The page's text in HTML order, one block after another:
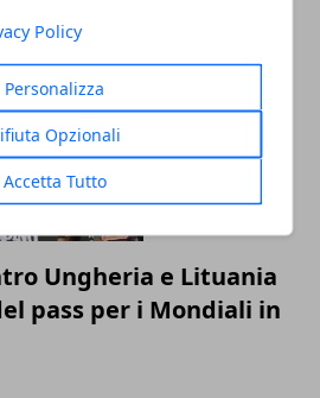
Policy
Personalizza
Opzionali
Accetta Tutto
Ungheria e Lituania
pass per i Mondiali in